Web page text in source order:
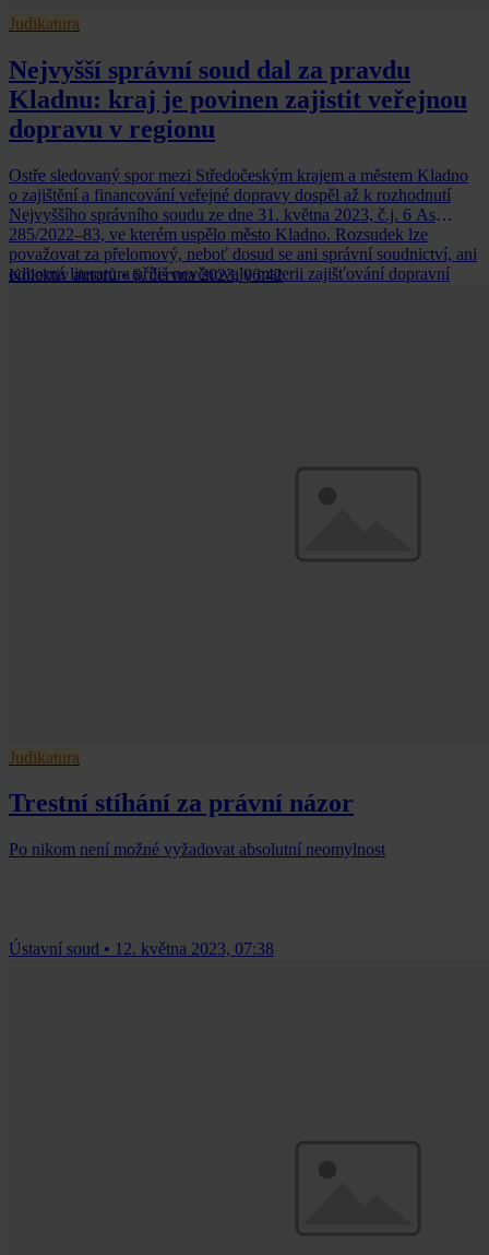
Judikatura
Nejvyšší správní soud dal za pravdu
Kladnu: kraj je povinen zajistit veřejnou
dopravu v regionu
Ostře sledovaný spor mezi Středočeským krajem a městem Kladno
o zajištění a financování veřejné dopravy dospěl až k rozhodnutí
Nejvyššího správního soudu ze dne 31. května 2023, č.j. 6 As
285/2022–83, ve kterém uspělo město Kladno. Rozsudek lze
považovat za přelomový, neboť dosud se ani správní soudnictví, ani
odborná literatura příliš nevěnovaly materii zajišťování dopravní
Kolektiv autorů • 6. června 2023, 06:42
Judikatura
Trestní stíhání za právní názor
Po nikom není možné vyžadovat absolutní neomylnost
Ústavní soud • 12. května 2023, 07:38